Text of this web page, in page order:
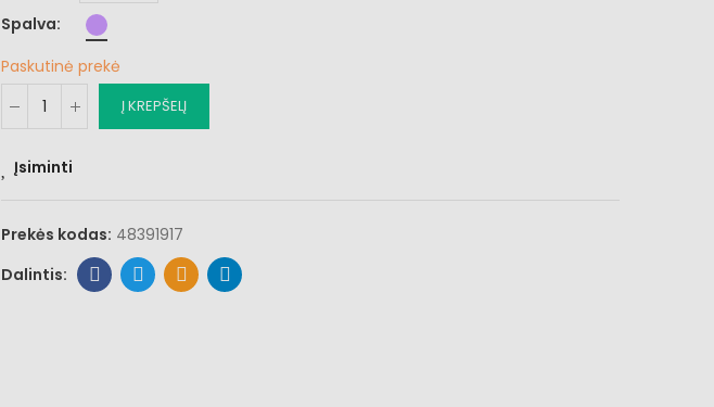
Spalva
Paskutinė prekė
Į KREPŠELĮ
Įsiminti
Prekės kodas: 48391917